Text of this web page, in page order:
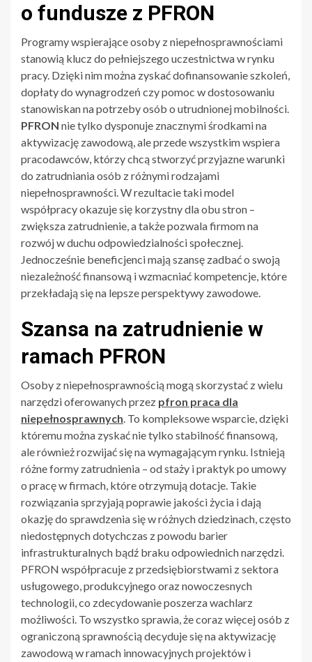
o fundusze z PFRON
Programy wspierające osoby z niepełnosprawnościami
stanowią klucz do pełniejszego uczestnictwa w rynku
pracy. Dzięki nim można zyskać dofinansowanie szkoleń,
dopłaty do wynagrodzeń czy pomoc w dostosowaniu
stanowiskan na potrzeby osób o utrudnionej mobilności.
PFRON nie tylko dysponuje znacznymi środkami na
aktywizację zawodową, ale przede wszystkim wspiera
pracodawców, którzy chcą stworzyć przyjazne warunki
do zatrudniania osób z różnymi rodzajami
niepełnosprawności. W rezultacie taki model
współpracy okazuje się korzystny dla obu stron –
zwiększa zatrudnienie, a także pozwala firmom na
rozwój w duchu odpowiedzialności społecznej.
Jednocześnie beneficjenci mają szansę zadbać o swoją
niezależność finansową i wzmacniać kompetencje, które
przekładają się na lepsze perspektywy zawodowe.
Szansa na zatrudnienie w
ramach PFRON
Osoby z niepełnosprawnością mogą skorzystać z wielu
narzędzi oferowanych przez pfron praca dla
niepełnosprawnych. To kompleksowe wsparcie, dzięki
któremu można zyskać nie tylko stabilność finansową,
ale również rozwijać się na wymagającym rynku. Istnieją
różne formy zatrudnienia – od staży i praktyk po umowy
o pracę w firmach, które otrzymują dotacje. Takie
rozwiązania sprzyjają poprawie jakości życia i dają
okazję do sprawdzenia się w różnych dziedzinach, często
niedostępnych dotychczas z powodu barier
infrastrukturalnych bądź braku odpowiednich narzędzi.
PFRON współpracuje z przedsiębiorstwami z sektora
usługowego, produkcyjnego oraz nowoczesnych
technologii, co zdecydowanie poszerza wachlarz
możliwości. To wszystko sprawia, że coraz więcej osób z
ograniczoną sprawnością decyduje się na aktywizację
zawodową w ramach innowacyjnych projektów i